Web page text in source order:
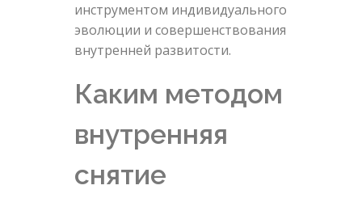
инструментом индивидуального
эволюции и совершенствования
внутренней развитости.
Каким методом
внутренняя
снятие